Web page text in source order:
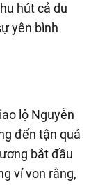
hút cả du
yên bình
lộ Nguyễn
đến tận quá
bắt đầu
ví von rằng,